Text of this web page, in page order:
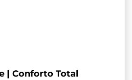
| Conforto Total